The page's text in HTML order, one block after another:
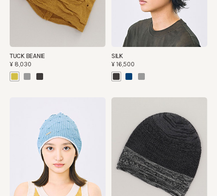
TUCK BEANIE
¥8,030
SILK
¥16,500